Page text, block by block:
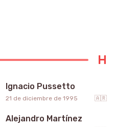
23
Ignacio Pussetto
21 de diciembre de 1995 🇦🇷
14
Alejandro Martínez